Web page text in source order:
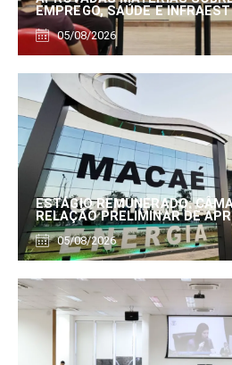
EMPREGO, SAÚDE E
05/08/2026
ESTÁGIO REMUNERADO:
RELAÇÃO PRELIMINAR DE
05/08/2026